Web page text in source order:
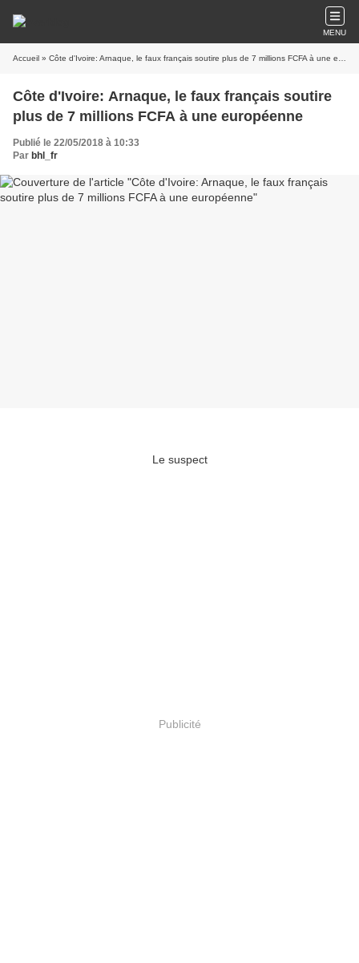
MENU
Accueil » Côte d'Ivoire: Arnaque, le faux français soutire plus de 7 millions FCFA à une européenne
Côte d'Ivoire: Arnaque, le faux français soutire
plus de 7 millions FCFA à une européenne
Publié le 22/05/2018 à 10:33
Par bhl_fr
Le suspect
Publicité